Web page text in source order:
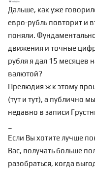
Дальше, как уже
евро-рубль повторит и
поняли.
движения и точные
рубля я дал 15 месяцев
валютой?
Прелюдия ж к этому
(тут и тут), а публично
недавно в записи
Если Вы хотите лучше
Вас, получать больше
разобраться, когда